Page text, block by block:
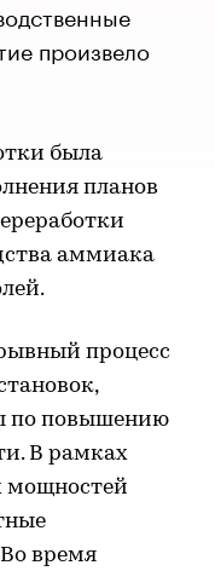
произвело
была
планов
аммиака
процесс
по повышению
В рамках
мощностей
время